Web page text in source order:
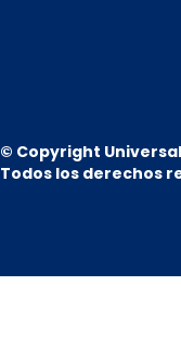
© Copyright
Todos los derechos